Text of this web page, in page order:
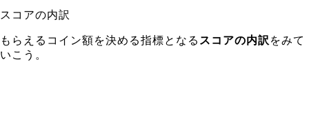
スコアの内訳
もらえるコイン額を決める指標となる スコアの内訳 をみて
いこう。